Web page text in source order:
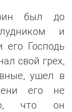
был до
и
его Господь
свой грех,
ушел в
его не
что он